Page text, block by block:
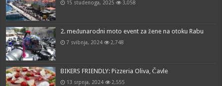
15 studenoga, 2025 3,058
2. međunarodni moto event za žene na otoku Rabu
7 svibnja, 2024 2,748
BIKERS FRIENDLY: Pizzeria Oliva, Čavle
13 srpnja, 2024 2,555